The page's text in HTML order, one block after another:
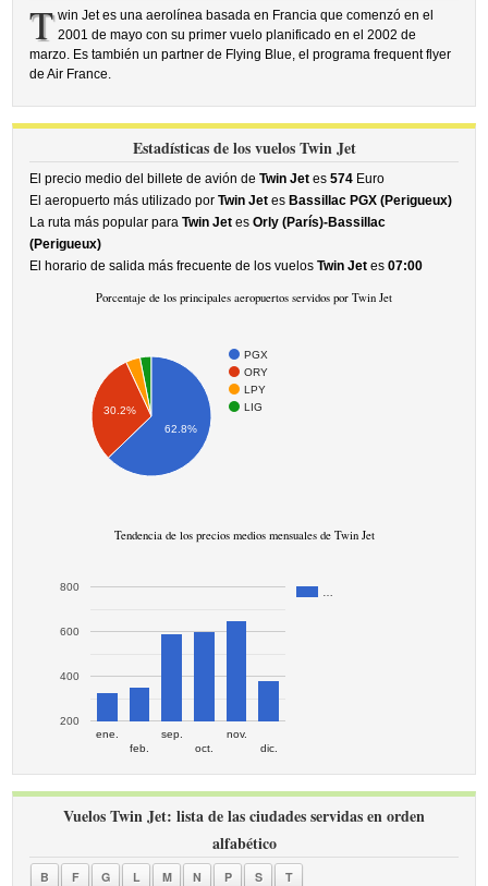
T win Jet es una aerolínea basada en Francia que comenzó en el
2001 de mayo con su primer vuelo planificado en el 2002 de
marzo. Es también un partner de Flying Blue, el programa frequent flyer
de Air France.
Estadísticas de los vuelos Twin Jet
El precio medio del billete de avión deTwin Jet es574 Euro
El aeropuerto más utilizado porTwin Jet es Bassillac PGX (Perigueux)
La ruta más popular paraTwin Jet esOrly (París)-Bassillac
(Perigueux)
El horario de salida más frecuente de los vuelosTwin Jet es07:00
Porcentaje de los principales aeropuertos servidos por Twin Jet
PGX
ORY
LPY
LIG
30.2%
62.8%
Tendencia de los precios medios mensuales de Twin Jet
ene.
feb.
sep.
oct.
nov.
dic.
200
400
600
800
Vuelos Twin Jet: lista de las ciudades servidas en orden
alfabético
B F G L M N P S T